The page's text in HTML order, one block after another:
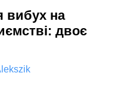
вибух на
двоє